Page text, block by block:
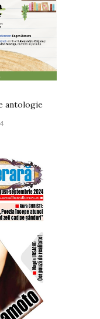
antologie